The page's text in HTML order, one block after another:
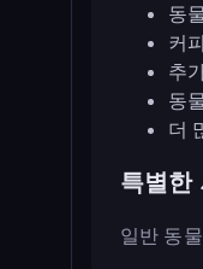
동
커
추
동
더
특별한
일반 동